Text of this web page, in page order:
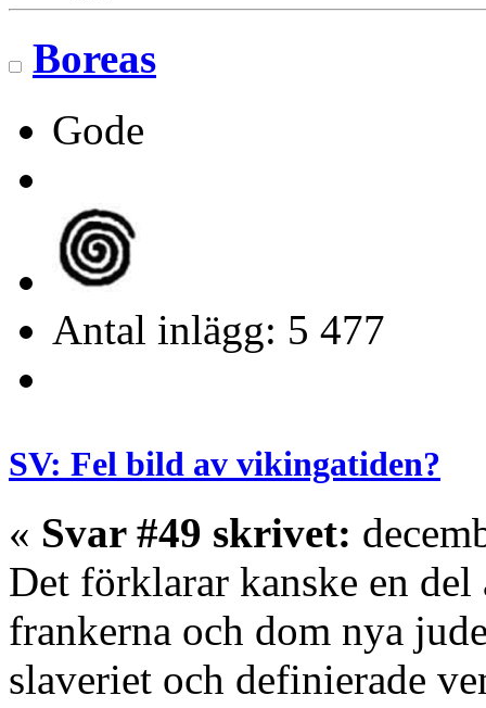
Boreas
Gode
Antal inlägg: 5 477
SV: Fel bild av vikingatiden?
« Svar #49 skrivet:
Det förklarar kanske en
frankerna och dom nya
slaveriet och definierade